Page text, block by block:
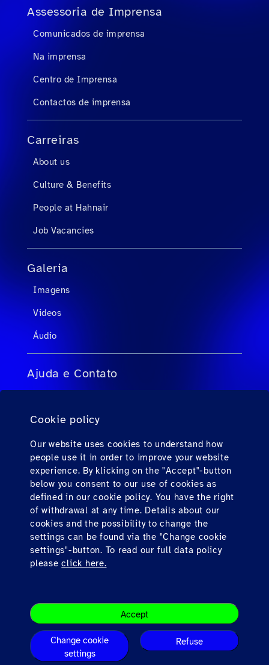
Cookie policy
Our website uses cookies to understand how
people use it in order to improve your website
experience. By klicking on the "Accept"-button
below you consent to our use of cookies as
defined in our cookie policy. You have the right
of withdrawal at any time. Details about our
cookies and the possibility to change the
settings can be found via the "Change cookie
settings"-button. To read our full data policy
pleaseclick here.
Accept
Change cookie
settings
Refuse
Assessoria de Imprensa
Comunicados de imprensa
Na imprensa
Centro de Imprensa
Contactos de imprensa
Carreiras
About us
Culture & Benefits
People at Hahnair
Job Vacancies
Galeria
Imagens
Videos
Áudio
Ajuda e Contato
FAQs para passageiros privados
Contato
Downloads
Find us here
Responsabilidade
Legal Note
Terms & Conditions
Privacy